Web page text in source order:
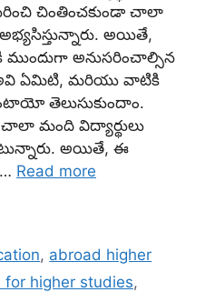
చింతించకుండా చాలా
అయితే,
అనుసరించాల్సిన
అవి ఏమిటి, మరియు వాటికి
తెలుసుకుందాం.
చాలా మంది విద్యార్థులు
అయితే, ఈ
Read more
, abroad higher
higher studies,